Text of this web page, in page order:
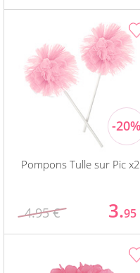
Pompons Tulle sur Pic x2
4.95 € 3.95